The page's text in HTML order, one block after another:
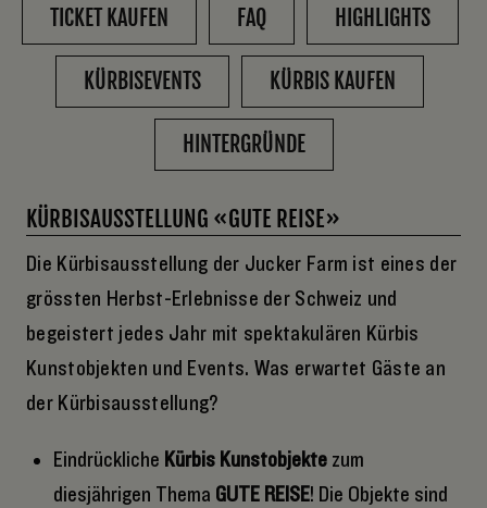
TICKET KAUFEN FAQ HIGHLIGHTS
KÜRBISEVENTS KÜRBIS KAUFEN
HINTERGRÜNDE
KÜRBISAUSSTELLUNG «GUTE REISE»
Die Kürbisausstellung der Jucker Farm ist eines der
grössten Herbst-Erlebnisse der Schweiz und
begeistert jedes Jahr mit spektakulären Kürbis
Kunstobjekten und Events. Was erwartet Gäste an
der Kürbisausstellung?
Eindrückliche Kürbis Kunstobjekte zum
diesjährigen Thema GUTE REISE! Die Objekte sind